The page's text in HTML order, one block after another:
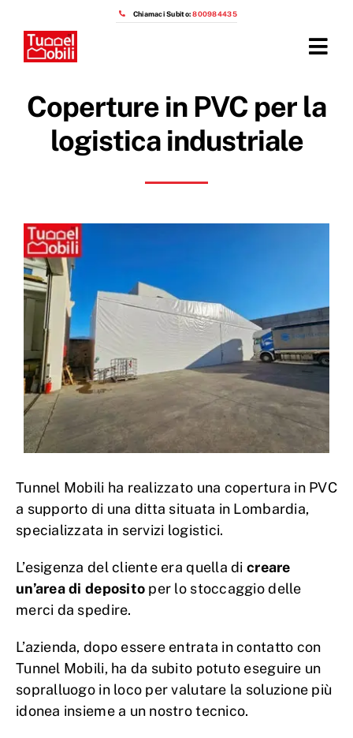
contenuto
Chiamaci Subito:800984435
Prodotti
Prezzi capannoni mobili
OTTIENI IL PREVENTIVO
Coperture in PVC per la
logistica industriale
Tunnel Mobili ha realizzato una copertura in PVC
a supporto di una ditta situata in Lombardia,
specializzata in servizi logistici.
L’esigenza del cliente era quella di creare
un’area di deposito per lo stoccaggio delle
merci da spedire.
L’azienda, dopo essere entrata in contatto con
Tunnel Mobili, ha da subito potuto eseguire un
sopralluogo in loco per valutare la soluzione più
idonea insieme a un nostro tecnico.